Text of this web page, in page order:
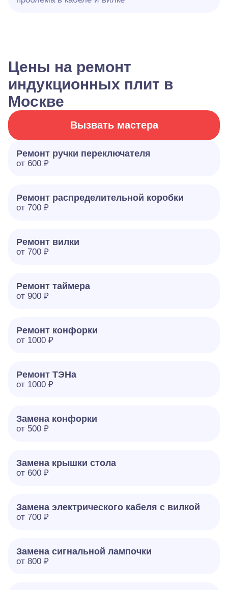
Цены на ремонт
индукционных плит в
Москве
Вызвать мастера
Ремонт ручки переключателя
от 600 ₽
Ремонт распределительной коробки
от 700 ₽
Ремонт вилки
от 700 ₽
Ремонт таймера
от 900 ₽
Ремонт конфорки
от 1000 ₽
Ремонт ТЭНа
от 1000 ₽
Замена конфорки
от 500 ₽
Замена крышки стола
от 600 ₽
Замена электрического кабеля с вилкой
от 700 ₽
Замена сигнальной лампочки
от 800 ₽